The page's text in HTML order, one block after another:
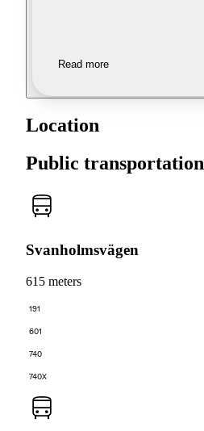
Read more
Location
Public transportation
Svanholmsvägen
615 meters
191
601
740
740X